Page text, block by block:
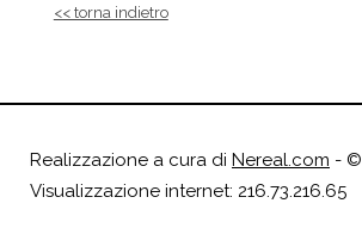
<< torna indietro
Realizzazione a cura di Nereal.com - ©
Visualizzazione internet: 216.73.216.65